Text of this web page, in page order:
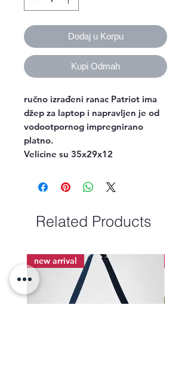
Dodaj u Korpu
Kupi Odmah
ručno izrađeni ranac Patriot ima
džep za laptop i napravljen je od
vodootpornog impregnirano
platno.
Velicine su 35x29x12
Related Products
new arrival